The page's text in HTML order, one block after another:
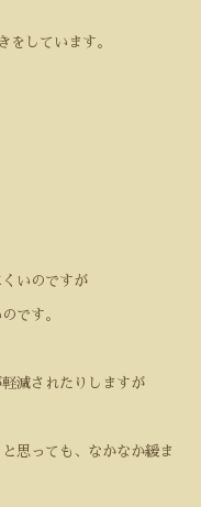
をしています。
くいのですが
です。
減されたりしますが
思っても、なかなか緩ま